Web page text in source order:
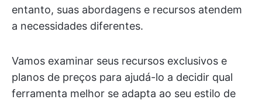
entanto, suas abordagens e recursos atendem
a necessidades diferentes.
Vamos examinar seus recursos exclusivos e
planos de preços para ajudá-lo a decidir qual
ferramenta melhor se adapta ao seu estilo de